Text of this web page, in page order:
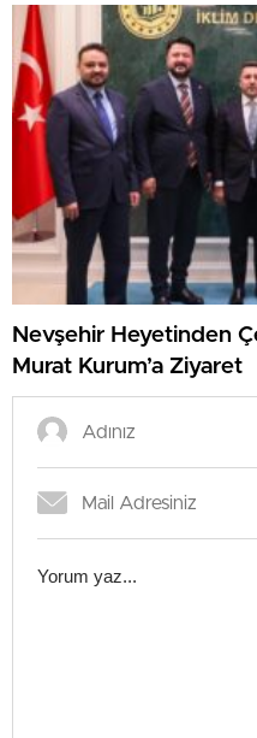
Nevşehir Heyetinden
Murat Kurum’a Ziyaret